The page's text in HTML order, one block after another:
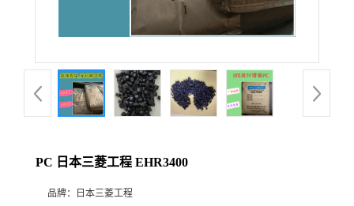
PC 日本三菱工程 EHR3400
品牌：
日本三菱工程